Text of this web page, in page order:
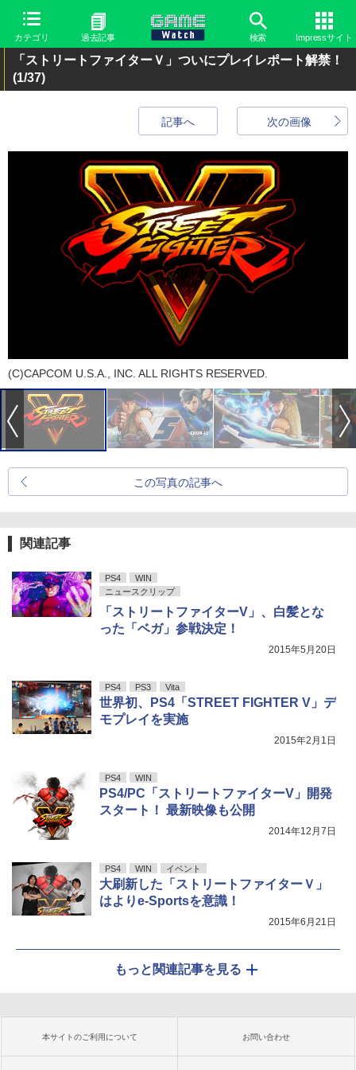
カテゴリ 過去記事 検索 Impressサイト
「ストリートファイターＶ」ついにプレイレポート解禁！
(1/37)
次の画像
記事へ
(C)CAPCOM U.S.A., INC. ALL RIGHTS RESERVED.
この写真の記事へ
関連記事
PS4
WIN
ニュースクリップ
「ストリートファイターV」、白髪とな
った「ベガ」参戦決定！
2015年5月20日
PS4 PS3 Vita
世界初、PS4「STREET FIGHTER V」デ
モプレイを実施
2015年2月1日
PS4 WIN
PS4/PC「ストリートファイターV」開発
スタート！ 最新映像も公開
2014年12月7日
PS4 WIN イベント
大刷新した「ストリートファイターＶ」
はよりe-Sportsを意識！
2015年6月21日
もっと関連記事を見る
本サイトのご利用について お問い合わせ